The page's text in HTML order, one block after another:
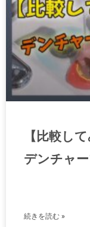
【比較し
デンチャ
続きを読む »